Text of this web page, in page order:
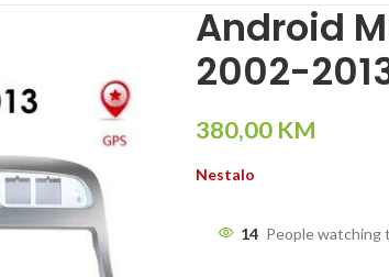
Android
2002-
380,00 KM
Nestalo
14 People watching